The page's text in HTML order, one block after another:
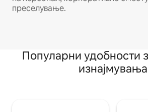
преселување.
Популарни удобности
изнајмувања